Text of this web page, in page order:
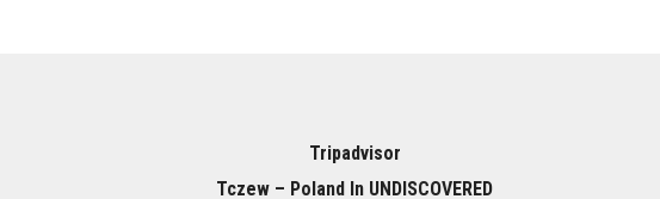
Tripadvisor
Tczew – Poland In UNDISCOVERED